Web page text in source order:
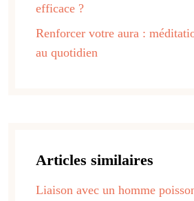
efficace ?
Renforcer votre aura :
au quotidien
Articles similaires
Liaison avec un homme